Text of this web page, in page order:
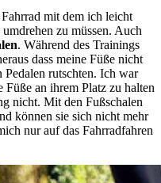
mit dem ich leicht
zu müssen. Auch
. Während des Trainings
dass meine Füße nicht
rutschten. Ich war
an ihrem Platz zu halten
nicht. Mit den Fußschalen
können sie sich nicht mehr
nur auf das Fahrradfahren